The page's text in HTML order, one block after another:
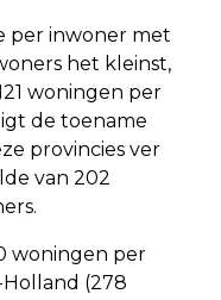
per inwoner met
het kleinst,
woningen per
de toename
provincies ver
van 202
woningen per
(278